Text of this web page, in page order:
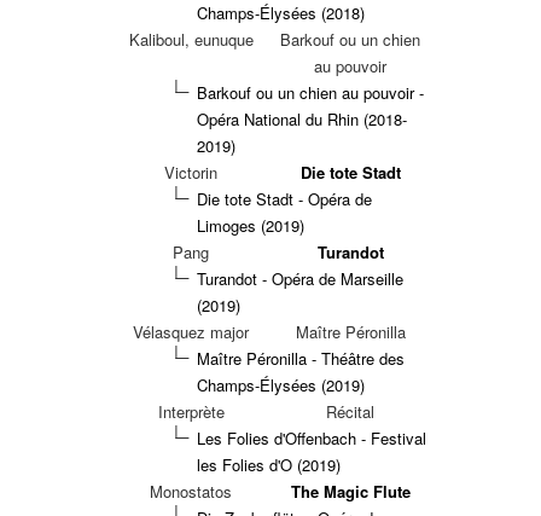
Champs-Élysées (2018)
Kaliboul, eunuque
Barkouf ou un chien
au pouvoir
Barkouf ou un chien au pouvoir -
Opéra National du Rhin (2018-
2019)
Victorin
Die tote Stadt
Die tote Stadt - Opéra de
Limoges (2019)
Pang
Turandot
Turandot - Opéra de Marseille
(2019)
Vélasquez major
Maître Péronilla
Maître Péronilla - Théâtre des
Champs-Élysées (2019)
Interprète
Récital
Les Folies d'Offenbach - Festival
les Folies d'O (2019)
Monostatos
The Magic Flute